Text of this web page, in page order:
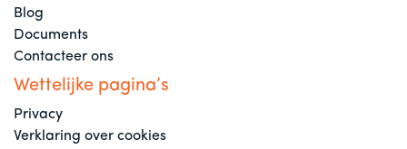
Blog
Documents
Contacteer ons
Wettelijke pagina’s
Privacy
Verklaring over cookies